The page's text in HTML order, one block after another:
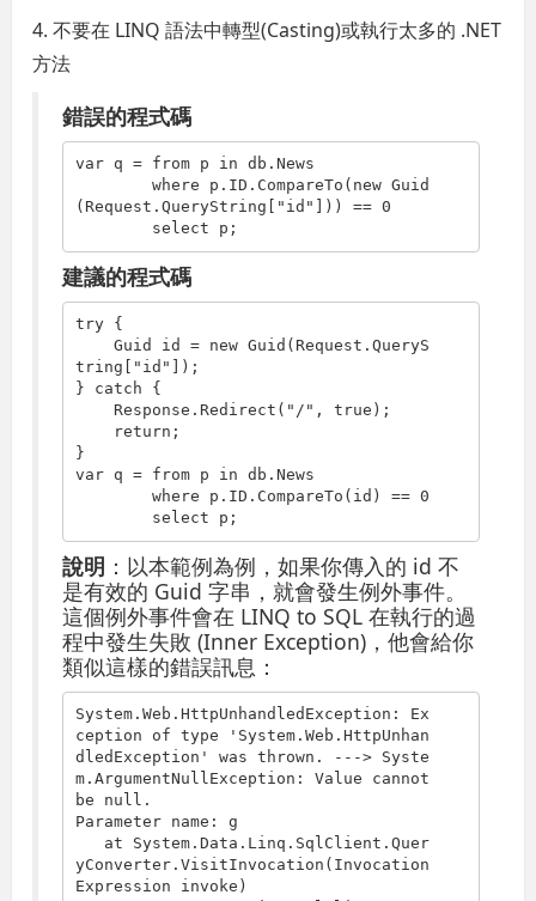
4. 不要在 LINQ 語法中轉型(Casting)或執行太多的 .NET
方法
錯誤的程式碼
var q = from p in db.News
where p.ID.CompareTo( new Guid
(Request.QueryString[
"id"
])) == 0
select p;
建議的程式碼
try {
    Guid id =
new Guid(Request.QueryS
tring[
"id"
]);
} catch {
    Response.Redirect(
"/" , true );
return ;
}
var q = from p in db.News
where p.ID.CompareTo(id) == 0
select p;
說明 ：以本範例為例，如果你傳入的 id 不
是有效的 Guid 字串，就會發生例外事件。
這個例外事件會在 LINQ to SQL 在執行的過
程中發生失敗 (Inner Exception)，他會給你
類似這樣的錯誤訊息：
System.Web.HttpUnhandledException: Ex
ception of type 'System.Web.HttpUnhan
dledException' was thrown. ---> Syste
m.ArgumentNullException: Value cannot
be null.
Parameter name: g
yConverter.VisitInvocation(Invocation
Expression invoke)